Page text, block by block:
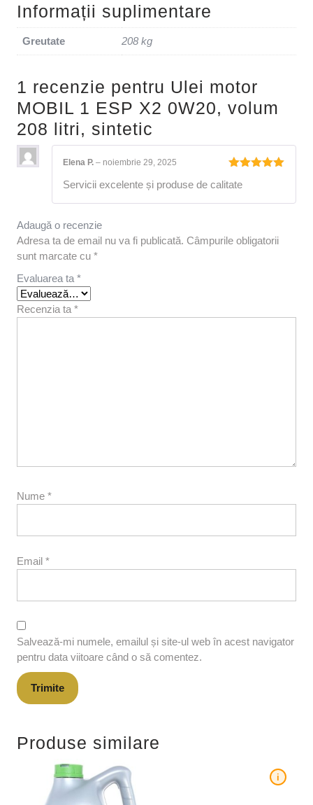
Informații suplimentare
Greutate 208 kg
1 recenzie pentru Ulei motor
MOBIL 1 ESP X2 0W20, volum
208 litri, sintetic
5din 5
Elena P. – noiembrie 29, 2025
Servicii excelente și produse de calitate
Adaugă o recenzie
Adresa ta de email nu va fi publicată. Câmpurile obligatorii
sunt marcate cu *
Evaluarea ta *
Recenzia ta *
Nume *
Email *
Salvează-mi numele, emailul și site-ul web în acest navigator
pentru data viitoare când o să comentez.
Produse similare
i